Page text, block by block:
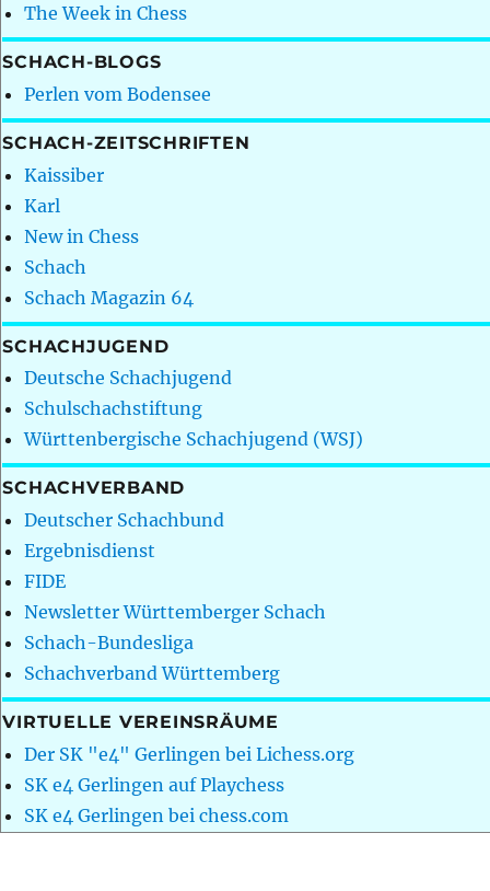
The Week in Chess
SCHACH-BLOGS
Perlen vom Bodensee
SCHACH-ZEITSCHRIFTEN
Kaissiber
Karl
New in Chess
Schach
Schach Magazin 64
SCHACHJUGEND
Deutsche Schachjugend
Schulschachstiftung
Württenbergische Schachjugend (WSJ)
SCHACHVERBAND
Deutscher Schachbund
Ergebnisdienst
FIDE
Newsletter Württemberger Schach
Schach-Bundesliga
Schachverband Württemberg
VIRTUELLE VEREINSRÄUME
Der SK "e4" Gerlingen bei Lichess.org
SK e4 Gerlingen auf Playchess
SK e4 Gerlingen bei chess.com